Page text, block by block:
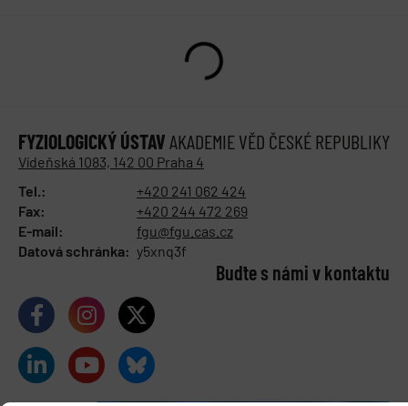
FYZIOLOGICKÝ ÚSTAV AKADEMIE VĚD ČESKÉ REPUBLIKY
Vídeňská 1083, 142 00 Praha 4
Tel.:
+420 241 062 424
Fax:
+420 244 472 269
E-mail:
fgu@fgu.cas.cz
Datová schránka: y5xnq3f
Buďte s námi v kontaktu